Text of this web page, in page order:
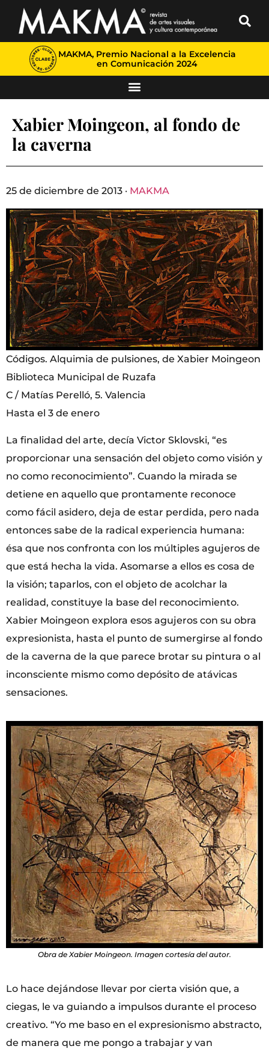
MAKMA, Premio Nacional a la Excelencia
en Comunicación 2024
Xabier Moingeon, al fondo de
la caverna
25 de diciembre de 2013 · MAKMA
Códigos. Alquimia de pulsiones, de Xabier Moingeon
Biblioteca Municipal de Ruzafa
C / Matías Perelló, 5. Valencia
Hasta el 3 de enero
La finalidad del arte, decía Victor Sklovski, “es
proporcionar una sensación del objeto como visión y
no como reconocimiento”. Cuando la mirada se
detiene en aquello que prontamente reconoce
como fácil asidero, deja de estar perdida, pero nada
entonces sabe de la radical experiencia humana:
ésa que nos confronta con los múltiples agujeros de
que está hecha la vida. Asomarse a ellos es cosa de
la visión; taparlos, con el objeto de acolchar la
realidad, constituye la base del reconocimiento.
Xabier Moingeon explora esos agujeros con su obra
expresionista, hasta el punto de sumergirse al fondo
de la caverna de la que parece brotar su pintura o al
inconsciente mismo como depósito de atávicas
sensaciones.
Obra de Xabier Moingeon. Imagen cortesía del autor.
Lo hace dejándose llevar por cierta visión que, a
ciegas, le va guiando a impulsos durante el proceso
creativo. “Yo me baso en el expresionismo abstracto,
de manera que me pongo a trabajar y van